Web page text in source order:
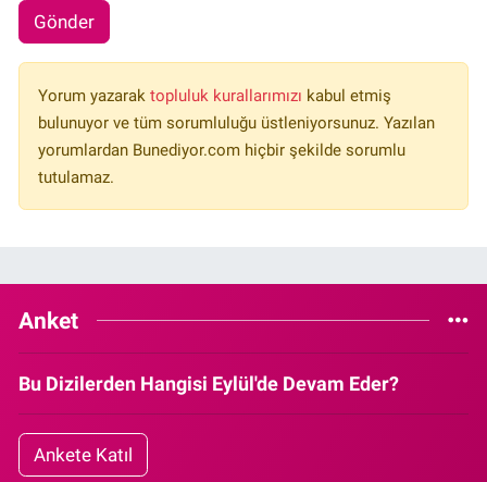
Gönder
Yorum yazarak topluluk kurallarımızı kabul etmiş
bulunuyor ve tüm sorumluluğu üstleniyorsunuz. Yazılan
yorumlardan Bunediyor.com hiçbir şekilde sorumlu
tutulamaz.
Anket
Bu Dizilerden Hangisi Eylül'de Devam Eder?
Ankete Katıl